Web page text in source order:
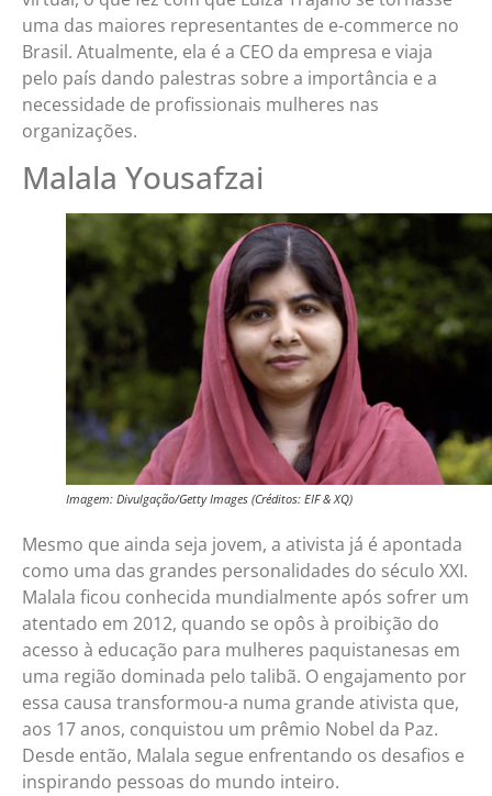
uma das maiores representantes de e-commerce no
Brasil. Atualmente, ela é a CEO da empresa e viaja
pelo país dando palestras sobre a importância e a
necessidade de profissionais mulheres nas
organizações.
Malala Yousafzai
Imagem: Divulgação/Getty Images (Créditos: EIF & XQ)
Mesmo que ainda seja jovem, a ativista já é apontada
como uma das grandes personalidades do século XXI.
Malala ficou conhecida mundialmente após sofrer um
atentado em 2012, quando se opôs à proibição do
acesso à educação para mulheres paquistanesas em
uma região dominada pelo talibã. O engajamento por
essa causa transformou-a numa grande ativista que,
aos 17 anos, conquistou um prêmio Nobel da Paz.
Desde então, Malala segue enfrentando os desafios e
inspirando pessoas do mundo inteiro.